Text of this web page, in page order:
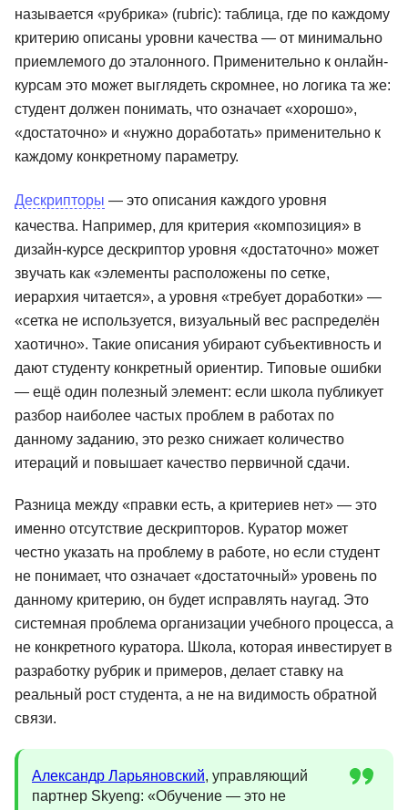
называется «рубрика» (rubric): таблица, где по каждому
критерию описаны уровни качества — от минимально
приемлемого до эталонного. Применительно к онлайн-
курсам это может выглядеть скромнее, но логика та же:
студент должен понимать, что означает «хорошо»,
«достаточно» и «нужно доработать» применительно к
каждому конкретному параметру.
Дескрипторы — это описания каждого уровня
качества. Например, для критерия «композиция» в
дизайн-курсе дескриптор уровня «достаточно» может
звучать как «элементы расположены по сетке,
иерархия читается», а уровня «требует доработки» —
«сетка не используется, визуальный вес распределён
хаотично». Такие описания убирают субъективность и
дают студенту конкретный ориентир. Типовые ошибки
— ещё один полезный элемент: если школа публикует
разбор наиболее частых проблем в работах по
данному заданию, это резко снижает количество
итераций и повышает качество первичной сдачи.
Разница между «правки есть, а критериев нет» — это
именно отсутствие дескрипторов. Куратор может
честно указать на проблему в работе, но если студент
не понимает, что означает «достаточный» уровень по
данному критерию, он будет исправлять наугад. Это
системная проблема организации учебного процесса, а
не конкретного куратора. Школа, которая инвестирует в
разработку рубрик и примеров, делает ставку на
реальный рост студента, а не на видимость обратной
связи.
Александр Ларьяновский, управляющий
партнер Skyeng: «Обучение — это не